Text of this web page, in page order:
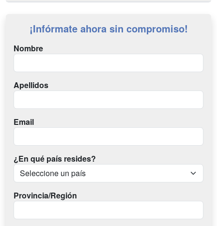
¡Infórmate ahora sin compromiso!
Nombre
Apellidos
Email
¿En qué país resides?
Provincia/Región